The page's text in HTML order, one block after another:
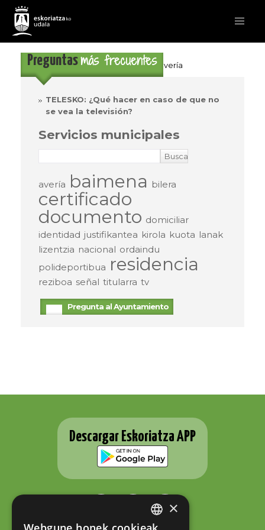
Eskoriatza>Preguntas frecuentes> avería
Preguntasmás frecuentes
TELESKO: ¿Qué hacer en caso de que no
se vea la televisión?
Servicios municipales
avería baimena bilera
certificado
documento domiciliar
identidad justifikantea kirola kuota lanak
lizentzia nacional ordaindu
polideportibua residencia
reziboa señal titularra tv
Pregunta al Ayuntamiento
Descargar Eskoriatza APP
×